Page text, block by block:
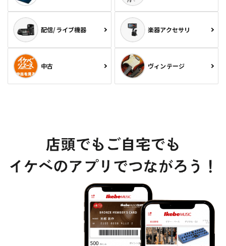
配信/ライブ機器 楽器アクセサリ
中古 ヴィンテージ